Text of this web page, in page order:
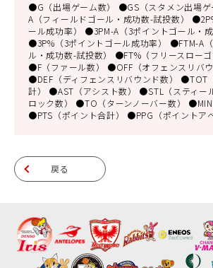
●G（出場ゲーム数） ●GS（スタメン出場
A（フィールドゴール・成功数-試投数）
ール成功率） ●3PM-A（3ポイントゴール・成
●3P%（3ポイントゴール成功率） ●FTM-A
ル・成功数-試投数） ●FT%（フリースローゴ
●F（ファール数） ●OFF（オフェンスリバウ
●DEF（ディフェンスリバウンド数） ●TOT
計） ●AST（アシスト数） ●STL（スティー
ロック数） ●TO（ターンノーバー数） ●MIN
●PTS（ポイント合計） ●PPG（ポイントア
戻る